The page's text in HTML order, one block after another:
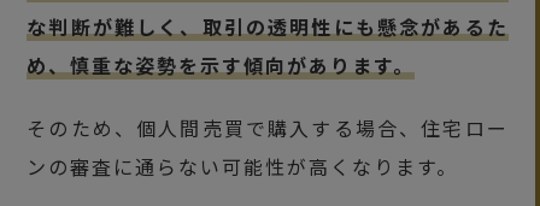
な判断が難しく、取引の透明性にも懸念があるた
め、慎重な姿勢を示す傾向があります。
そのため、個人間売買で購入する場合、住宅ロー
ンの審査に通らない可能性が高くなります。